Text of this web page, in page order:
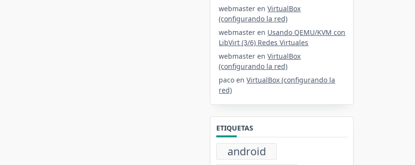
webmaster enVirtualBox
(configurando la red)
webmaster en Usando QEMU/KVM con
LibVirt (3/6) Redes Virtuales
webmaster enVirtualBox
(configurando la red)
paco enVirtualBox (configurando la
red)
ETIQUETAS
android